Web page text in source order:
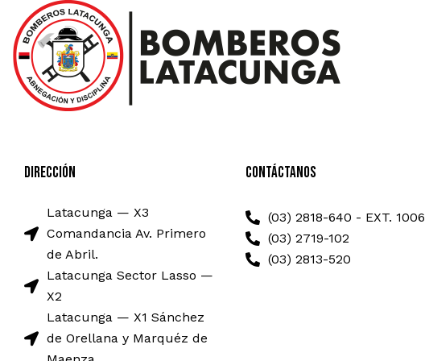
Dirección
Latacunga — X3
Comandancia Av. Primero
de Abril.
Latacunga Sector Lasso —
X2
Latacunga — X1 Sánchez
de Orellana y Marquéz de
Contáctanos
(03) 2818-640 - EXT. 1006
(03) 2719-102
(03) 2813-520